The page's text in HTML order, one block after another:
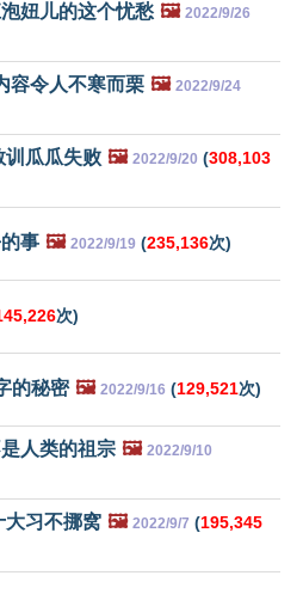
妞儿的这个忧愁 🖼️ 2022/9/26
容令人不寒而栗 🖼️ 2022/9/24
训瓜瓜失败 🖼️ 2022/9/20 (308,103
事 🖼️ 2022/9/19 (235,136次)
次)
的秘密 🖼️ 2022/9/16 (129,521次)
人类的祖宗 🖼️ 2022/9/10
大习不挪窝 🖼️ 2022/9/7 (195,345